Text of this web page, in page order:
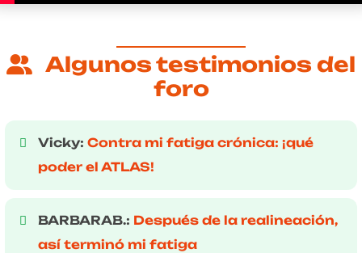
Algunos testimonios del
foro
Vicky:Contra mi fatiga crónica: ¡qué
poder el ATLAS!
BARBARAB.: Después de la realineación,
así terminó mi fatiga